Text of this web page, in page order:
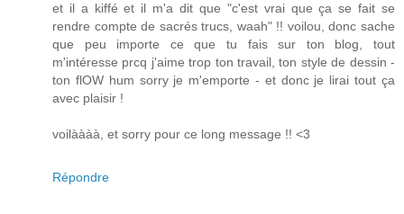
et il a kiffé et il m'a dit que "c'est vrai que ça se fait se
rendre compte de sacrés trucs, waah" !! voilou, donc sache
que peu importe ce que tu fais sur ton blog, tout
m'intéresse prcq j'aime trop ton travail, ton style de dessin -
ton flOW hum sorry je m'emporte - et donc je lirai tout ça
avec plaisir !
voilàààà, et sorry pour ce long message !! <3
Répondre